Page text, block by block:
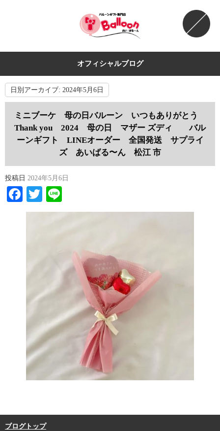
オフィシャルブログ
日別アーカイブ: 2024年5月6日
ミニブーケ 母の日バルーン いつもありがとう
Thank you 2024 母の日 マザー ズディ バル
ーンギフト LINEオーダー 全国発送 サプライ
ズ あいばる〜ん 松江 市
投稿日 2024年5月6日
Facebook
Twitter
ブログトップ